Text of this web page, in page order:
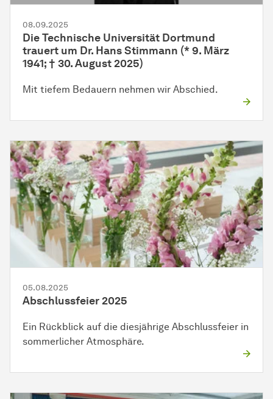
08.09.2025
Die Technische Universität Dortmund
trauert um Dr. Hans Stimmann (* 9. März
1941; † 30. August 2025)
Mit tiefem Bedauern nehmen wir Abschied.
05.08.2025
Abschlussfeier 2025
Ein Rückblick auf die diesjährige Abschlussfeier in
sommerlicher Atmosphäre.